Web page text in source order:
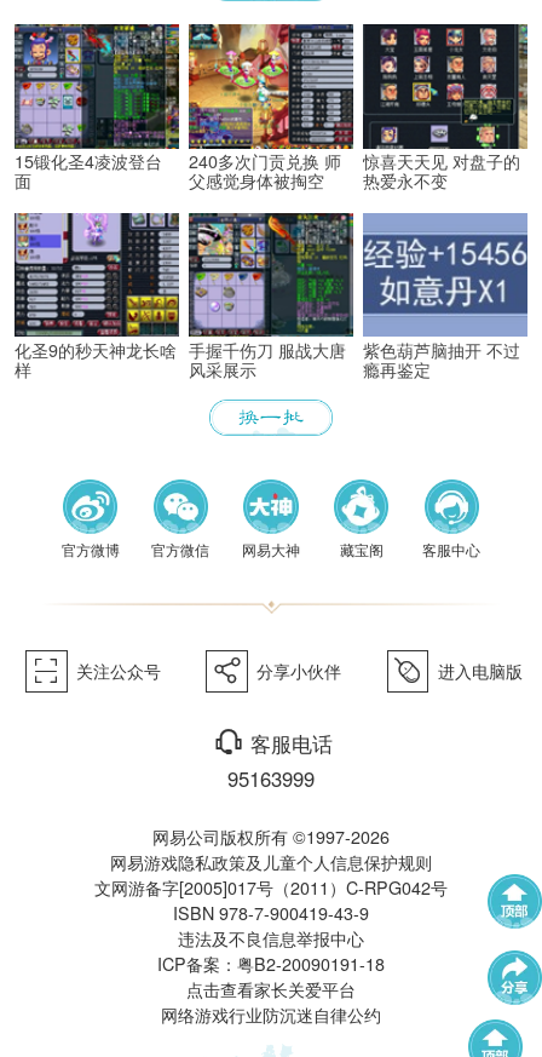
15锻化圣4凌波登台
面
240多次门贡兑换 师
父感觉身体被掏空
惊喜天天见 对盘子的
热爱永不变
化圣9的秒天神龙长啥
样
手握千伤刀 服战大唐
风采展示
紫色葫芦脑抽开 不过
瘾再鉴定
《梦幻
西游》
电脑版
武神坛 帮派联赛
官方微博 官方微信 网易大神 藏宝阁 客服中心
򰀁 关注公众号 򰀂 分享小伙伴 򰀄 进入电脑版
򰀃 客服电话
95163999
网易公司版权所有 ©1997-2026
网易游戏隐私政策及儿童个人信息保护规则
文网游备字[2005]017号（2011）C-RPG042号
ISBN 978-7-900419-43-9
违法及不良信息举报中心
ICP备案：粤B2-20090191-18
点击查看家长关爱平台
网络游戏行业防沉迷自律公约